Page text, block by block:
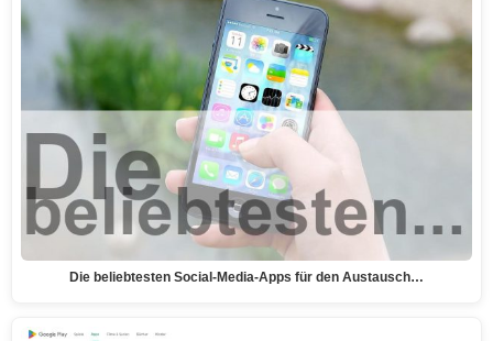
Die beliebtesten Social-Media-Apps für den Austausch…